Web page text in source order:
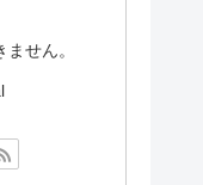
せん。